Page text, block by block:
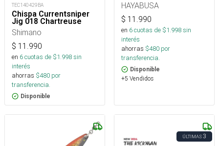
TEC140429BA
Chispa Currentsniper
Jig 018 Chartreuse
Shimano
$ 11.990
en 6cuotas de $1.998sin
interés
ahorras $480 por
transferencia.
Disponible
HAYABUSA
$ 11.990
en 6cuotas de $1.998sin
interés
ahorras $480 por
transferencia.
Disponible
+5 Vendidos
ÚLTIMAS3